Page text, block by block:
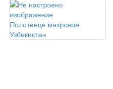
Полотенце махровое
Узбекистан